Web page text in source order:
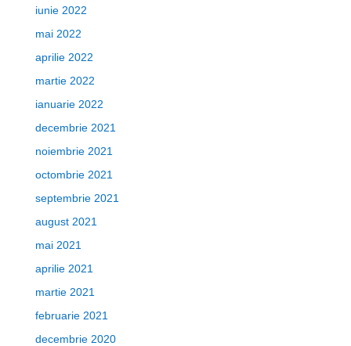
iunie 2022
mai 2022
aprilie 2022
martie 2022
ianuarie 2022
decembrie 2021
noiembrie 2021
octombrie 2021
septembrie 2021
august 2021
mai 2021
aprilie 2021
martie 2021
februarie 2021
decembrie 2020